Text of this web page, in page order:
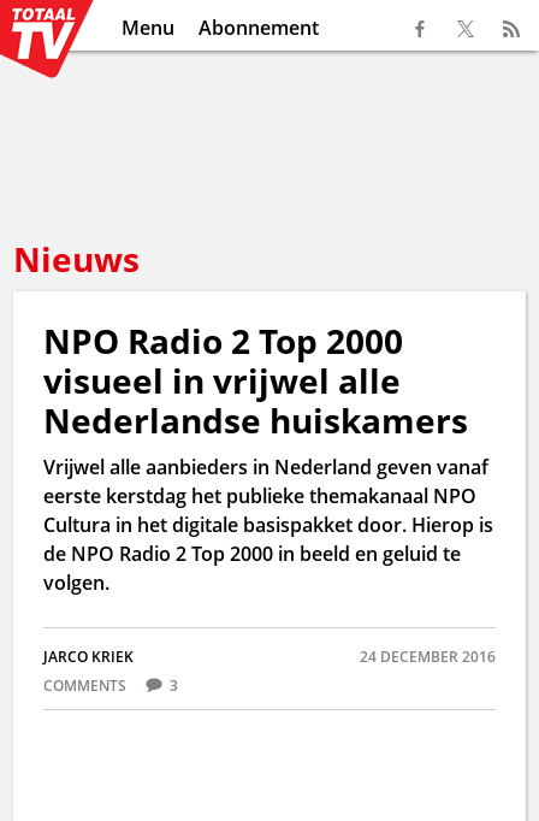
Menu Abonnement
Nieuws
NPO Radio 2 Top 2000
visueel in vrijwel alle
Nederlandse huiskamers
Vrijwel alle aanbieders in Nederland geven vanaf
eerste kerstdag het publieke themakanaal NPO
Cultura in het digitale basispakket door. Hierop is
de NPO Radio 2 Top 2000 in beeld en geluid te
volgen.
JARCO KRIEK
24 DECEMBER 2016
COMMENTS
3